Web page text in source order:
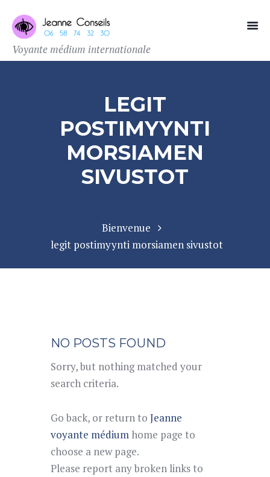
Voyante médium internationale
LEGIT
POSTIMYYNTI
MORSIAMEN
SIVUSTOT
Bienvenue
legit postimyynti morsiamen sivustot
NO POSTS FOUND
Sorry, but nothing matched your
search criteria.
Go back, or return to Jeanne
voyante médium home page to
choose a new page.
Please report any broken links to